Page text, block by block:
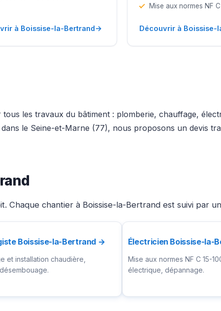
à Boissise-la-Bertrand→
Mise aux normes NF
Découvrir à Boissise-
les travaux du bâtiment : plomberie, chauffage,
le Seine-et-Marne (77), nous proposons un devis
Chaque chantier à Boissise-la-Bertrand est suivi par
Boissise-la-Bertrand →
et installation chaudière,
Électricien Boissise-la-
Mise aux normes NF C 15-
électrique, dépannage.